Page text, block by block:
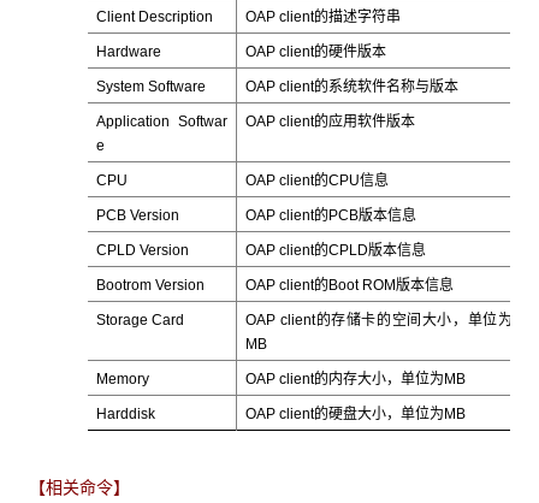
Client Description OAP client的描述字符串
Hardware OAP client的硬件版本
System Software OAP client的系统软件名称与版本
Application Softwar
e
OAP client的应用软件版本
CPU OAP client的CPU信息
PCB Version OAP client的PCB版本信息
CPLD Version OAP client的CPLD版本信息
Bootrom Version OAP client的Boot ROM版本信息
Storage Card
OAP client的存储卡的空间大小，单位为
MB
Memory OAP client的内存大小，单位为MB
Harddisk OAP client的硬盘大小，单位为MB
【相关命令】